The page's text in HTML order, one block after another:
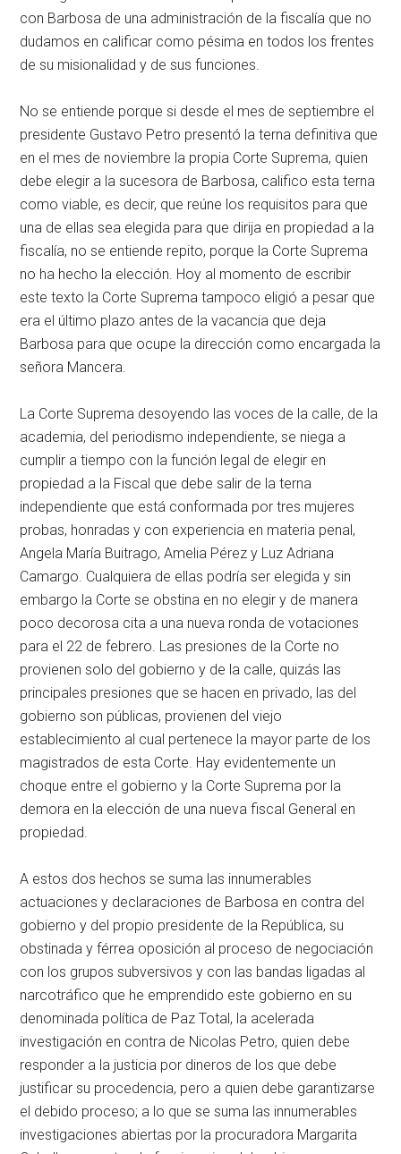
con Barbosa de una administración de la fiscalía que no
dudamos en calificar como pésima en todos los frentes
de su misionalidad y de sus funciones.
No se entiende porque si desde el mes de septiembre el
presidente Gustavo Petro presentó la terna definitiva que
en el mes de noviembre la propia Corte Suprema, quien
debe elegir a la sucesora de Barbosa, califico esta terna
como viable, es decir, que reúne los requisitos para que
una de ellas sea elegida para que dirija en propiedad a la
fiscalía, no se entiende repito, porque la Corte Suprema
no ha hecho la elección. Hoy al momento de escribir
este texto la Corte Suprema tampoco eligió a pesar que
era el último plazo antes de la vacancia que deja
Barbosa para que ocupe la dirección como encargada la
señora Mancera.
La Corte Suprema desoyendo las voces de la calle, de la
academia, del periodismo independiente, se niega a
cumplir a tiempo con la función legal de elegir en
propiedad a la Fiscal que debe salir de la terna
independiente que está conformada por tres mujeres
probas, honradas y con experiencia en materia penal,
Angela María Buitrago, Amelia Pérez y Luz Adriana
Camargo. Cualquiera de ellas podría ser elegida y sin
embargo la Corte se obstina en no elegir y de manera
poco decorosa cita a una nueva ronda de votaciones
para el 22 de febrero. Las presiones de la Corte no
provienen solo del gobierno y de la calle, quizás las
principales presiones que se hacen en privado, las del
gobierno son públicas, provienen del viejo
establecimiento al cual pertenece la mayor parte de los
magistrados de esta Corte. Hay evidentemente un
choque entre el gobierno y la Corte Suprema por la
demora en la elección de una nueva fiscal General en
propiedad.
A estos dos hechos se suma las innumerables
actuaciones y declaraciones de Barbosa en contra del
gobierno y del propio presidente de la República, su
obstinada y férrea oposición al proceso de negociación
con los grupos subversivos y con las bandas ligadas al
narcotráfico que he emprendido este gobierno en su
denominada política de Paz Total, la acelerada
investigación en contra de Nicolas Petro, quien debe
responder a la justicia por dineros de los que debe
justificar su procedencia, pero a quien debe garantizarse
el debido proceso; a lo que se suma las innumerables
investigaciones abiertas por la procuradora Margarita